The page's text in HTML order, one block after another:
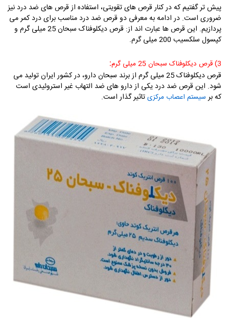
پیش تر گفتیم که در کنار قرص های تقویتی، استفاده از قرص های ضد درد نیز
ضروری است. در ادامه به معرفی دو قرص ضد درد مناسب برای درد کمر می
پردازیم. این قرص ها عبارت اند از: قرص دیکلوفناک سبحان 25 میلی گرم و
کپسول سلکسیب 200 میلی گرم.
3) قرص دیکلوفناک سبحان 25 میلی گرم :
قرص دیکلوفناک 25 میلی گرم از برند سبحان دارو، در کشور ایران تولید می
شود. این قرص ضد درد یکی از دارو های ضد التهاب غیر استروئیدی است
که برسیستم اعصاب مرکزیتاثیر گذار است.